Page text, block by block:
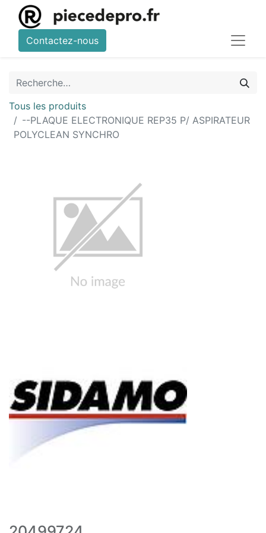
Contactez-nous
Tous les produits
--PLAQUE ELECTRONIQUE REP35 P/ ASPIRATEUR
POLYCLEAN SYNCHRO